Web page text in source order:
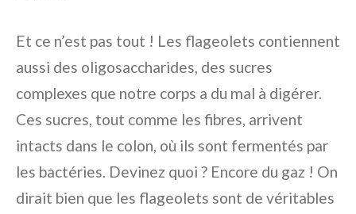
Et ce n’est pas tout ! Les flageolets contiennent
aussi des oligosaccharides, des sucres
complexes que notre corps a du mal à digérer.
Ces sucres, tout comme les fibres, arrivent
intacts dans le colon, où ils sont fermentés par
les bactéries. Devinez quoi ? Encore du gaz ! On
dirait bien que les flageolets sont de véritables